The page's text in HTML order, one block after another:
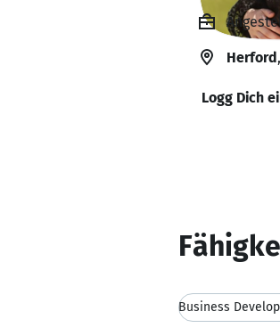
Herford
Logg Dich
Business